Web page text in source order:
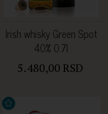
Irish whisky Green Spot
40% 0.7l
5.480,00 RSD